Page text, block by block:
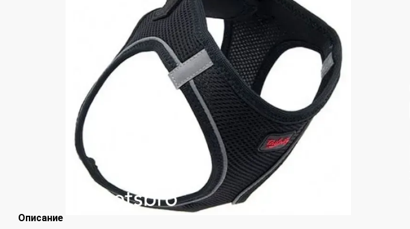
Описание